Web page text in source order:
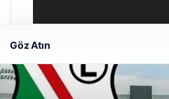
Göz Atın